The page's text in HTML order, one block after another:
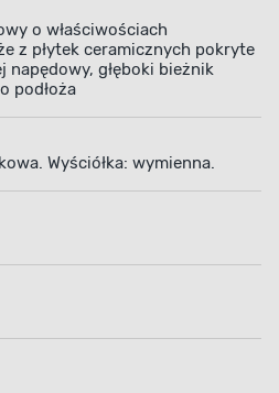
o właściwościach
z płytek ceramicznych pokryte
napędowy, głęboki bieżnik
podłoża
Wyściółka: wymienna.